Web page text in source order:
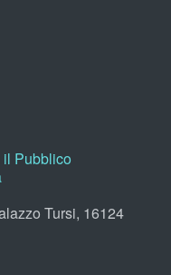
Pubblico
Tursi, 16124